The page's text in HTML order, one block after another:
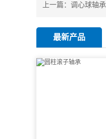
上一篇： 调心球轴承
最新产品